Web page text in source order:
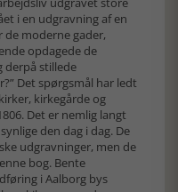
i en udgravning af en
moderne gader,
opdagede de
derpå stillede
Det spørgsmål har ledt
kirkegårde og
Det er nemlig langt
den dag i dag. De
udgravninger, men de
bog. Bente
i Aalborg bys